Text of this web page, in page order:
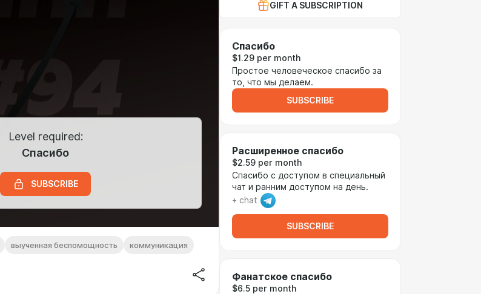
Level required:
Спасибо
SUBSCRIBE
выученная беспомощность коммуникация
GIFT A SUBSCRIPTION
Спасибо
$1.29 per month
Простое человеческое спасибо за
то, что мы делаем.
SUBSCRIBE
Расширенное спасибо
$2.59 per month
Спасибо с доступом в специальный
чат и ранним доступом на день.
+ chat
SUBSCRIBE
Фанатское спасибо
$6.5 per month